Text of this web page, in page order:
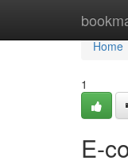
Home
Home
1
E-